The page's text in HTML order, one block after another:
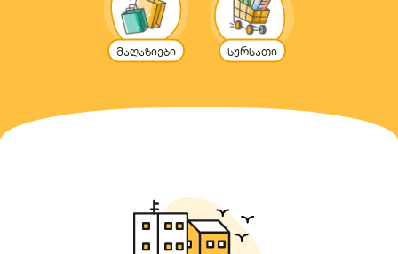
Მაღაზიები სურსათი